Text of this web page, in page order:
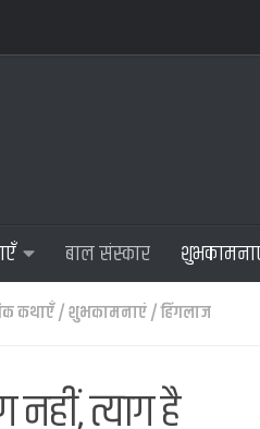
बाल संस्कार
कथाएँ/शुभकामनाएं/हिंगलाज
त्याग है